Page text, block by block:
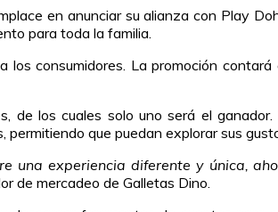
en anunciar su alianza con Play
para toda la familia.
consumidores. La promoción
de los cuales solo uno será el
que puedan explorar sus
una experiencia diferente y única,
de mercadeo de Galletas Dino.